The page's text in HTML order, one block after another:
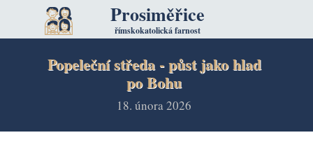
Prosiměřice
římskokatolická farnost
18. února 2026
Popeleční středa - půst jako hlad
po Bohu